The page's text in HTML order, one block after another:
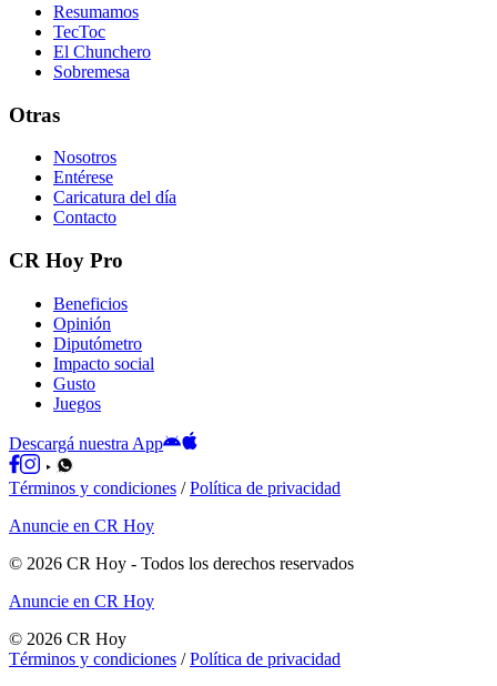
Resumamos
TecToc
El Chunchero
Sobremesa
Otras
Nosotros
Entérese
Caricatura del día
Contacto
CR Hoy Pro
Beneficios
Opinión
Diputómetro
Impacto social
Gusto
Juegos
Descargá nuestra App
Términos y condiciones /Política de privacidad
Anuncie en CR Hoy
© 2026 CR Hoy - Todos los derechos reservados
Anuncie en CR Hoy
© 2026 CR Hoy
Términos y condiciones /Política de privacidad